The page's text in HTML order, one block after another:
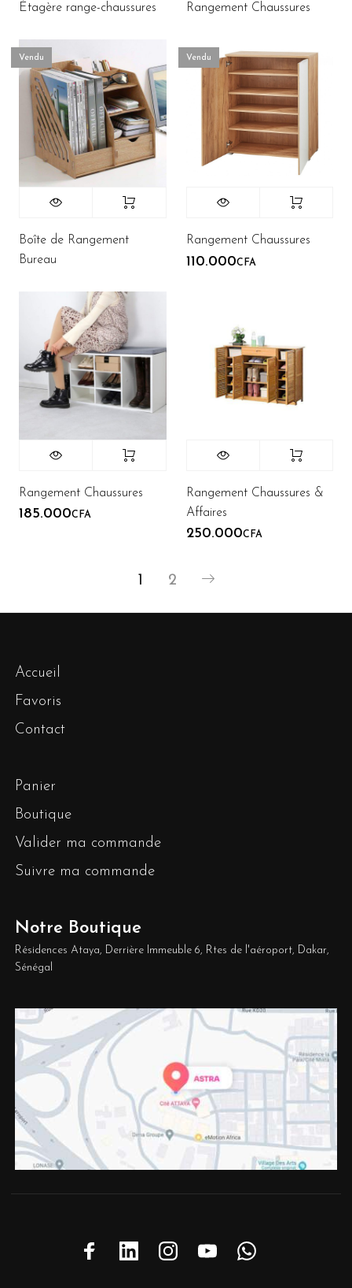
Étagère range-chaussures Rangement Chaussures
Vendu
Boîte de Rangement
Bureau
Vendu
Rangement Chaussures
110.000CFA
Rangement Chaussures
185.000CFA
Rangement Chaussures &
Affaires
250.000CFA
1 2
Accueil
Favoris
Contact
Panier
Boutique
Valider ma commande
Suivre ma commande
Notre Boutique
Résidences Ataya, Derrière Immeuble 6, Rtes de l'aéroport, Dakar,
Sénégal